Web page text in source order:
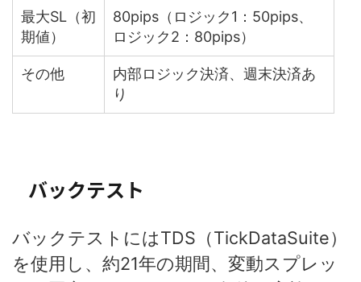
最大SL（初
期値）
80pips（ロジック1：50pips、
ロジック2：80pips）
その他
内部ロジック決済、週末決済あ
り
バックテスト
バックテストにはTDS（TickDataSuite）
を使用し、約21年の期間、変動スプレッ